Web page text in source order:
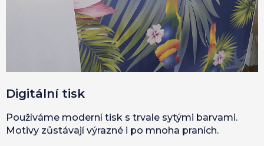
Digitální tisk
Používáme moderní tisk s trvale sytými barvami.
Motivy zůstávají výrazné i po mnoha praních.